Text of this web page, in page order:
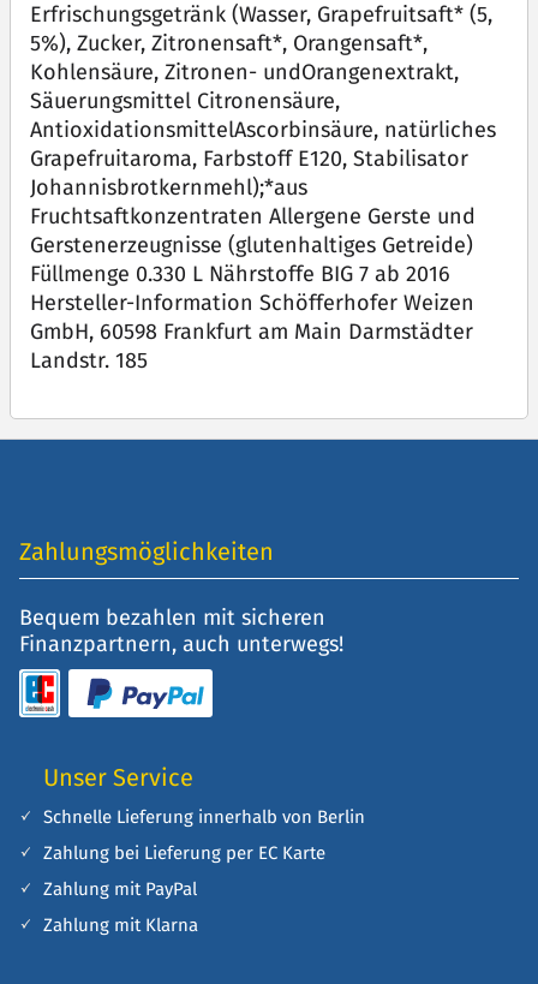
Erfrischungsgetränk (Wasser, Grapefruitsaft* (5,
5%), Zucker, Zitronensaft*, Orangensaft*,
Kohlensäure, Zitronen- undOrangenextrakt,
Säuerungsmittel Citronensäure,
AntioxidationsmittelAscorbinsäure, natürliches
Grapefruitaroma, Farbstoff E120, Stabilisator
Johannisbrotkernmehl);*aus
Fruchtsaftkonzentraten Allergene Gerste und
Gerstenerzeugnisse (glutenhaltiges Getreide)
Füllmenge 0.330 L Nährstoffe BIG 7 ab 2016
Hersteller-Information Schöfferhofer Weizen
GmbH, 60598 Frankfurt am Main Darmstädter
Landstr. 185
Zahlungsmöglichkeiten
Bequem bezahlen mit sicheren
Finanzpartnern, auch unterwegs!
Unser Service
Schnelle Lieferung innerhalb von Berlin
Zahlung bei Lieferung per EC Karte
Zahlung mit PayPal
Zahlung mit Klarna